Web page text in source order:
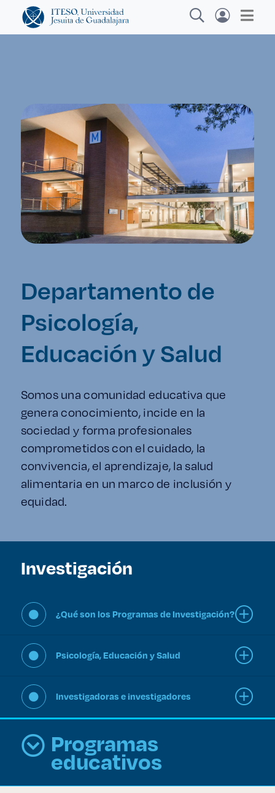
Explora sitios web, programas académicos,
actividades y noticias
Diplomados y C|
Aspirantes
Becas
CRUCE
Derecho
Lo más buscado
Derecho
Becas
Sustentabilidad
Departamento de
Psicología,
Educación y Salud
Somos una comunidad educativa que
genera conocimiento, incide en la
sociedad y forma profesionales
comprometidos con el cuidado, la
convivencia, el aprendizaje, la salud
alimentaria en un marco de inclusión y
equidad.
Investigación
¿Qué son los Programas de Investigación?
Psicología, Educación y Salud
Investigadoras e investigadores
Programas
educativos